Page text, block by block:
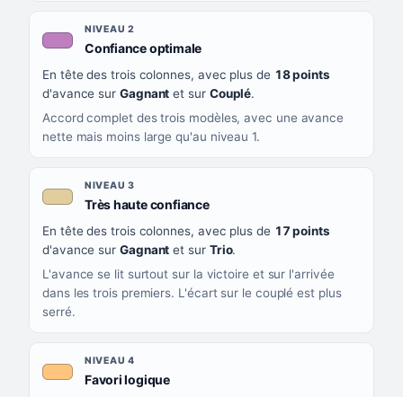
NIVEAU 2
Confiance optimale, couleur mauve
En tête des trois colonnes, avec plus de 18 points
d'avance sur Gagnant et sur Couplé.
Accord complet des trois modèles, avec une avance
nette mais moins large qu'au niveau 1.
NIVEAU 3
Très haute confiance, couleur beige
En tête des trois colonnes, avec plus de 17 points
d'avance sur Gagnant et sur Trio.
L'avance se lit surtout sur la victoire et sur l'arrivée
dans les trois premiers. L'écart sur le couplé est plus
serré.
NIVEAU 4
Favori logique, couleur orange clair